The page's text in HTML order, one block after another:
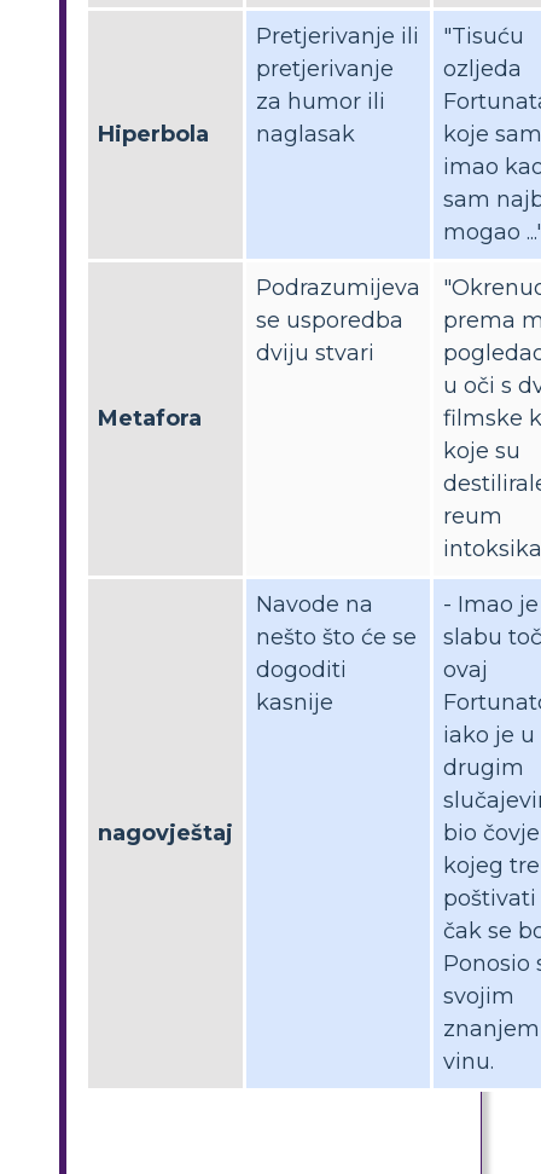
Hiperbola
Pretjerivanje ili
pretjerivanje
za humor ili
naglasak
"Tisuću
ozljeda
koje sam
imao
sam
mogao
Metafora
Podrazumijeva
se usporedba
dviju stvari
prema
u oči s
filmske
koje su
reum
nagovještaj
Navode na
nešto što će se
dogoditi
kasnije
- Imao je
slabu
ovaj
iako je u
drugim
bio
kojeg
poštivati
čak se
Ponosio
svojim
vinu.